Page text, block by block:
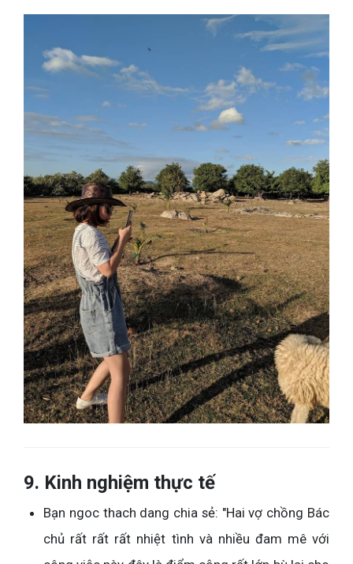
9. Kinh nghiệm thực tế
Bạn ngoc thach dang chia sẻ: "Hai vợ chồng Bác
chủ rất rất rất nhiệt tình và nhiều đam mê với